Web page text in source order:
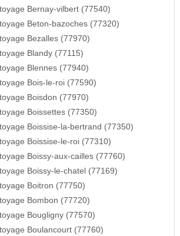
Bernay-vilbert (77540)
Beton-bazoches (77320)
Bezalles (77970)
Blandy (77115)
Blennes (77940)
Bois-le-roi (77590)
Boisdon (77970)
Boissettes (77350)
Boissise-la-bertrand (77350)
Boissise-le-roi (77310)
Boissy-aux-cailles (77760)
Boissy-le-chatel (77169)
Boitron (77750)
Bombon (77720)
Bougligny (77570)
Boulancourt (77760)